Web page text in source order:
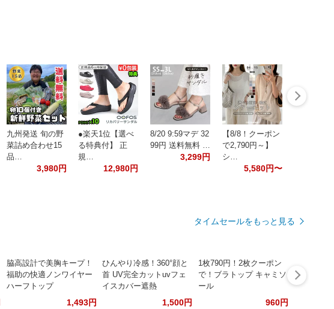
九州発送 旬の野
菜詰め合わせ15
品…
3,980円
●楽天1位【選べ
る特典付】 正
規…
12,980円
8/20 9:59マデ 32
99円 送料無料 …
3,299円
【8/8！クーポン
で2,790円～】
シ…
5,580円〜
タイムセールをもっと見る
脇高設計で美胸キープ！
福助の快適ノンワイヤー
ハーフトップ
1,493円
ひんやり冷感！360°顔と
首 UV完全カットuvフェ
イスカバー遮熱
1,500円
1枚790円！2枚クーポン
で！ブラトップ キャミソ
ール
960円